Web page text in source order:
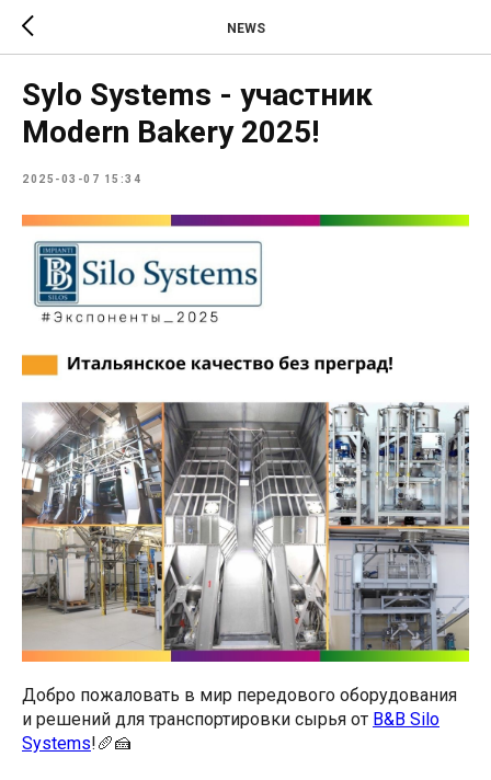
NEWS
Sylo Systems - участник
Modern Bakery 2025!
2025-03-07 15:34
Добро пожаловать в мир передового оборудования
и решений для транспортировки сырья от B&B Silo
Systems!🥖🍰